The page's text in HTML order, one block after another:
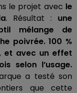
le projet avec le
. Résultat : une
mélange de
poivrée. 100 %
et avec un effet
selon l’usage.
a testé son
que cette